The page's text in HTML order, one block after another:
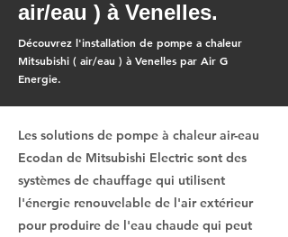
air/eau ) à Venelles.
Découvrez l'installation de pompe a chaleur
Mitsubishi ( air/eau ) à Venelles par Air G
Energie.
Les solutions de pompe à chaleur air-eau
Ecodan de Mitsubishi Electric sont des
systèmes de chauffage qui utilisent
l'énergie renouvelable de l'air extérieur
pour produire de l'eau chaude qui peut